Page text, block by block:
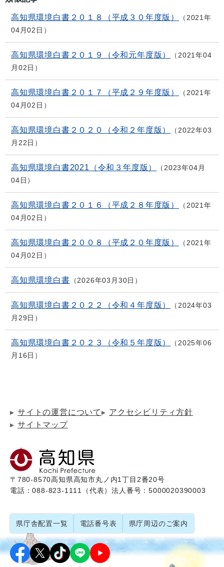
高知県環境白書２０１８（平成３０年度版）
2021年
04月02日
高知県環境白書２０１９（令和元年度版）
2021年04
月02日
高知県環境白書２０１７（平成２９年度版）
2021年
04月02日
高知県環境白書２０２０（令和２年度版）
2022年03
月22日
高知県環境白書2021（令和３年度版）
2023年04月
04日
高知県環境白書２０１６（平成２８年度版）
2021年
04月02日
高知県環境白書２００８（平成２０年度版）
2021年
04月02日
高知県環境白書 2026年03月30日
高知県環境白書２０２２（令和４年度版）
2024年03
月29日
高知県環境白書２０２３（令和５年度版）
2025年06
月16日
サイトの運営について
アクセシビリティ方針
サイトマップ
〒780-8570高知県高知市丸ノ内1丁目2番20号
電話：088-823-1111（代表）法人番号：5000020390003
県庁舎配置一覧 電話番号表 県庁周辺のご案内